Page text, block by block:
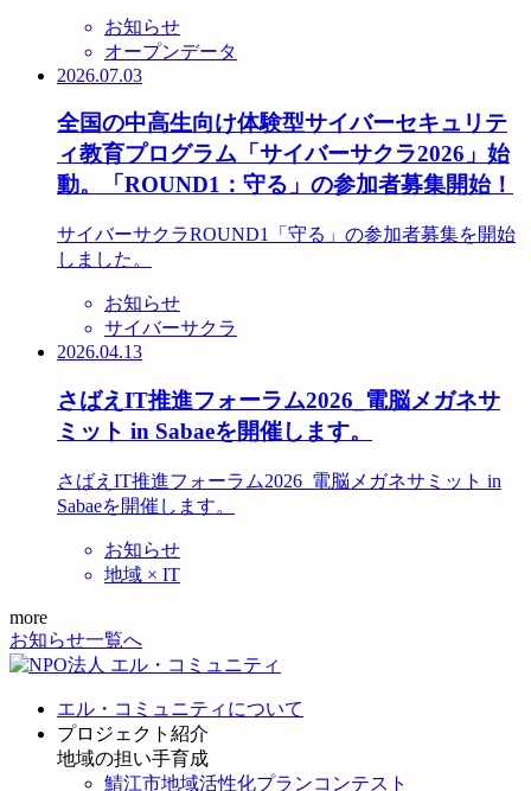
お知らせ
オープンデータ
2026.07.03
全国の中高生向け体験型サイバーセキュリテ
ィ教育プログラム「サイバーサクラ2026」始
動。「ROUND1：守る」の参加者募集開始！
サイバーサクラROUND1「守る」の参加者募集を開始
しました。
お知らせ
サイバーサクラ
2026.04.13
さばえIT推進フォーラム2026_電脳メガネサ
ミット in Sabaeを開催します。
さばえIT推進フォーラム2026_電脳メガネサミット in
Sabaeを開催します。
お知らせ
地域 × IT
more
お知らせ一覧へ
エル・コミュニティについて
プロジェクト紹介
地域の担い手育成
鯖江市地域活性化プランコンテスト